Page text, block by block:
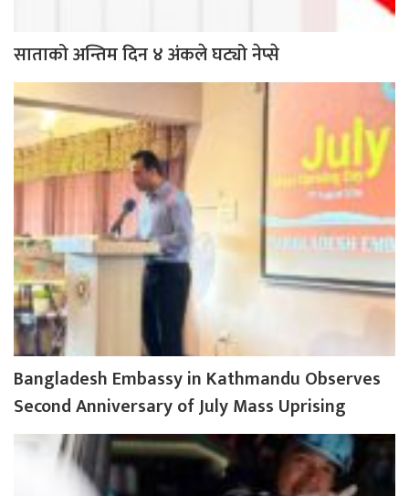
साताको अन्तिम दिन ४ अंकले घट्यो नेप्से
Bangladesh Embassy in Kathmandu Observes
Second Anniversary of July Mass Uprising